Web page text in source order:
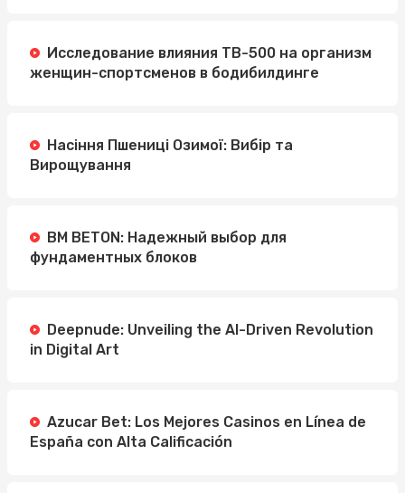
Исследование влияния TB-500 на организм
женщин-спортсменов в бодибилдинге
Насіння Пшениці Озимої: Вибір та
Вирощування
BM BETON: Надежный выбор для
фундаментных блоков
Deepnude: Unveiling the AI-Driven Revolution
in Digital Art
Azucar Bet: Los Mejores Casinos en Línea de
España con Alta Calificación